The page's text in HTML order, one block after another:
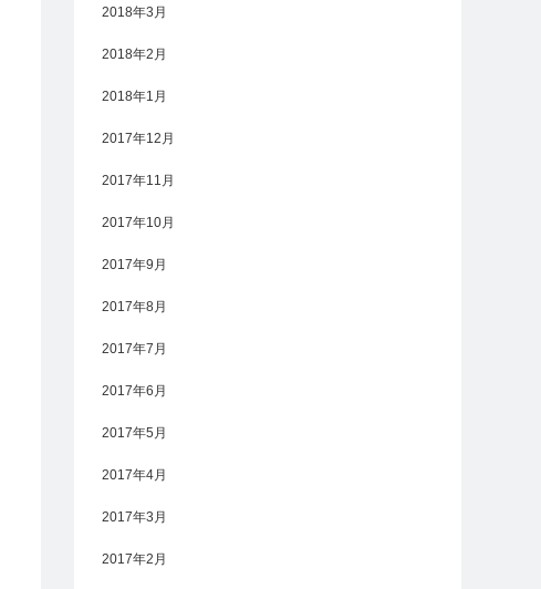
2018年3月
2018年2月
2018年1月
2017年12月
2017年11月
2017年10月
2017年9月
2017年8月
2017年7月
2017年6月
2017年5月
2017年4月
2017年3月
2017年2月